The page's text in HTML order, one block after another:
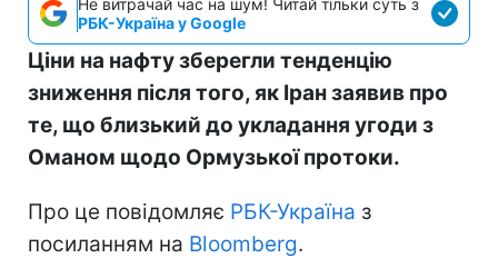
РБК-Україна у Google
Ціни на нафту зберегли тенденцію
зниження після того, як Іран заявив про
те, що близький до укладання угоди з
Оманом щодо Ормузької протоки.
Про це повідомляє РБК-Україна з
посиланням на Bloomberg.